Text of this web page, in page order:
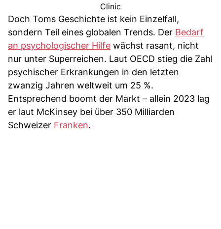
Clinic
Doch Toms Geschichte ist kein Einzelfall,
sondern Teil eines globalen Trends. Der Bedarf
an psychologischer Hilfe wächst rasant, nicht
nur unter Superreichen. Laut OECD stieg die Zahl
psychischer Erkrankungen in den letzten
zwanzig Jahren weltweit um 25 %.
Entsprechend boomt der Markt – allein 2023 lag
er laut McKinsey bei über 350 Milliarden
Schweizer Franken.